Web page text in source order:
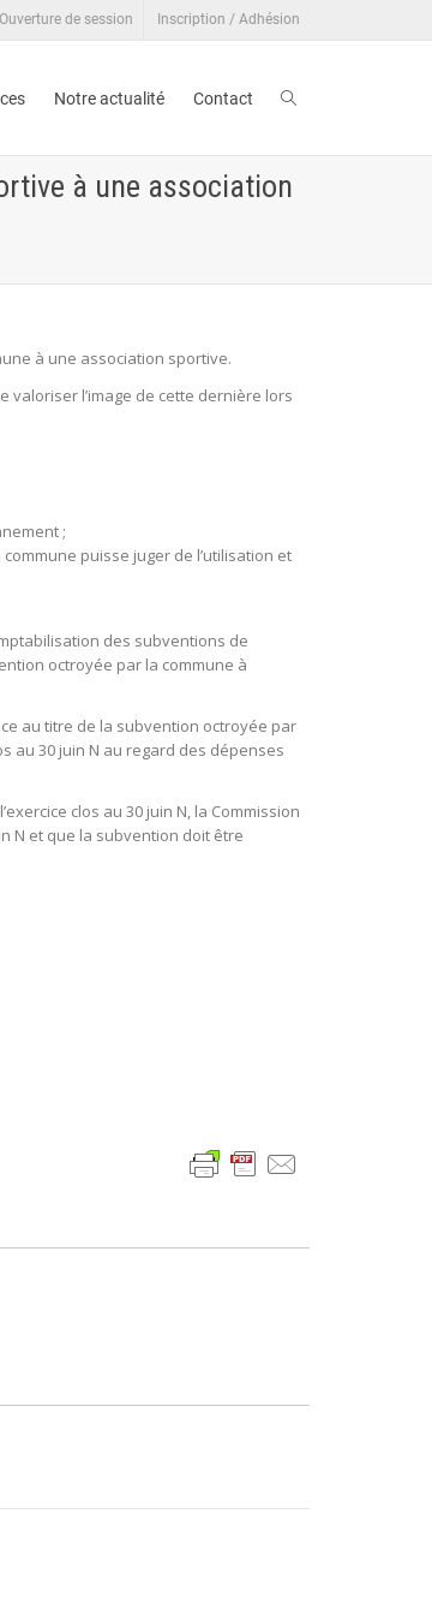
Ouverture de session Inscription / Adhésion
Notre actualité Contact
à une association
à une association sportive.
l’image de cette dernière lors
;
puisse juger de l’utilisation et
des subventions de
octroyée par la commune à
au titre de la subvention octroyée par
au 30 juin N au regard des dépenses
clos au 30 juin N, la Commission
N et que la subvention doit être